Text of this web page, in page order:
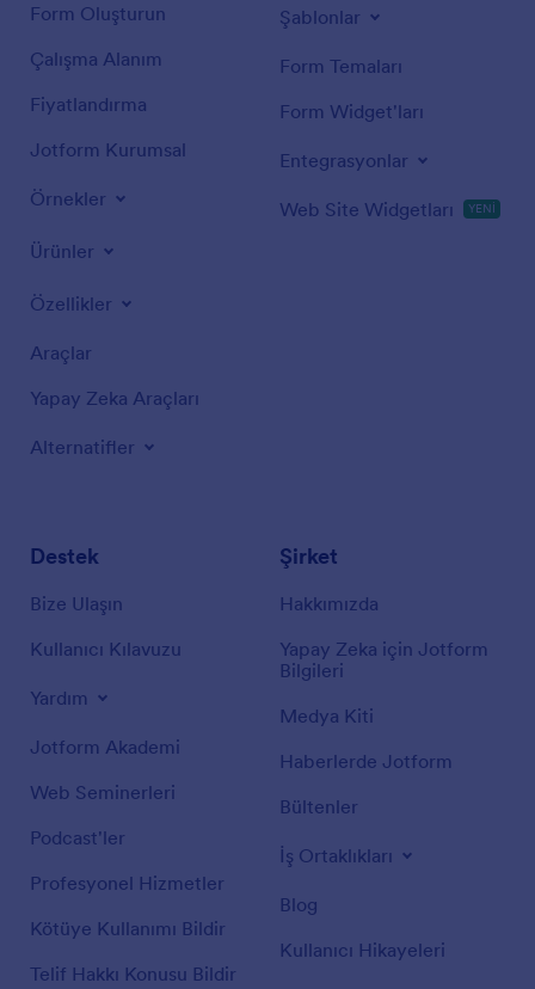
Form Oluşturun
Çalışma Alanım
Fiyatlandırma
Jotform Kurumsal
Örnekler
Ürünler
Özellikler
Araçlar
Yapay Zeka Araçları
Alternatifler
Şablonlar
Form Temaları
Form Widget'ları
Entegrasyonlar
Web Site Widgetları YENİ
Destek
Bize Ulaşın
Kullanıcı Kılavuzu
Yardım
Jotform Akademi
Web Seminerleri
Podcast'ler
Profesyonel Hizmetler
Kötüye Kullanımı Bildir
Telif Hakkı Konusu Bildir
Şirket
Hakkımızda
Yapay Zeka için Jotform
Bilgileri
Medya Kiti
Haberlerde Jotform
Bültenler
İş Ortaklıkları
Blog
Kullanıcı Hikayeleri